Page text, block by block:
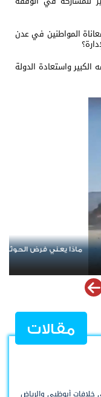
المواطنين في عدن
واستعادة الدولة
جديدة تهدد أمن
مقالات
أبوظبي والرياض